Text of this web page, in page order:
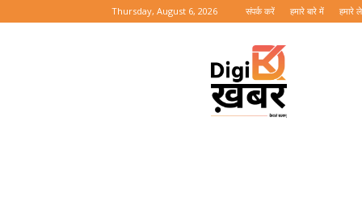
Thursday, August 6, 2026 संपर्क करें हमारे बारे में हमारे
Digi
Khabar